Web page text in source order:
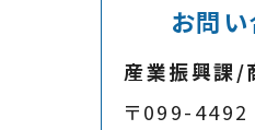
お問
産業振興課/
〒099-4492